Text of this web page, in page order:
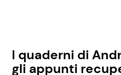
I quaderni di
gli appunti